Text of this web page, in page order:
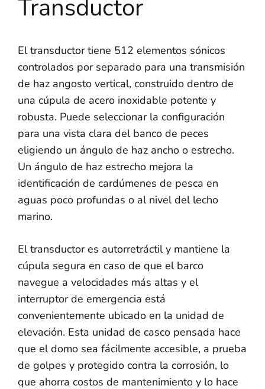
Transductor
El transductor tiene 512 elementos sónicos
controlados por separado para una transmisión
de haz angosto vertical, construido dentro de
una cúpula de acero inoxidable potente y
robusta. Puede seleccionar la configuración
para una vista clara del banco de peces
eligiendo un ángulo de haz ancho o estrecho.
Un ángulo de haz estrecho mejora la
identificación de cardúmenes de pesca en
aguas poco profundas o al nivel del lecho
marino.
El transductor es autorretráctil y mantiene la
cúpula segura en caso de que el barco
navegue a velocidades más altas y el
interruptor de emergencia está
convenientemente ubicado en la unidad de
elevación. Esta unidad de casco pensada hace
que el domo sea fácilmente accesible, a prueba
de golpes y protegido contra la corrosión, lo
que ahorra costos de mantenimiento y lo hace